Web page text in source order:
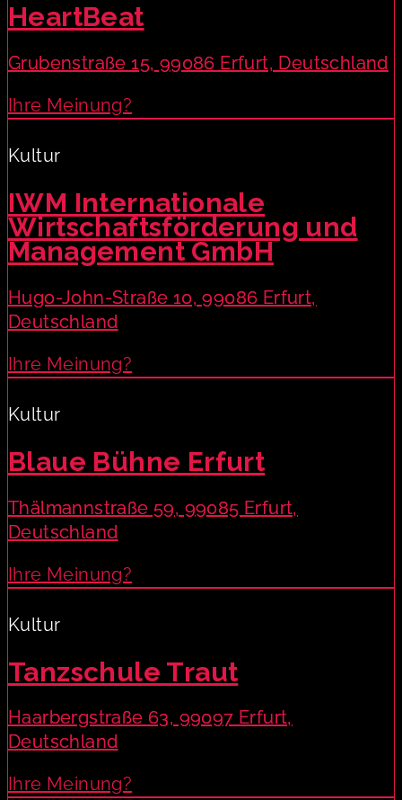
HeartBeat
Grubenstraße 15, 99086 Erfurt, Deutschland
Ihre Meinung?
Kultur
IWM Internationale
Wirtschaftsförderung und
Management GmbH
Hugo-John-Straße 10, 99086 Erfurt,
Deutschland
Ihre Meinung?
Kultur
Blaue Bühne Erfurt
Thälmannstraße 59, 99085 Erfurt,
Deutschland
Ihre Meinung?
Kultur
Tanzschule Traut
Haarbergstraße 63, 99097 Erfurt,
Deutschland
Ihre Meinung?